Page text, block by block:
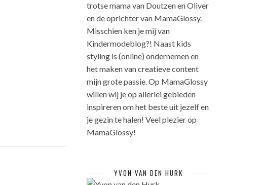
trotse mama van Doutzen en Oliver
en de oprichter van MamaGlossy.
Misschien ken je mij van
Kindermodeblog?! Naast kids
styling is (online) ondernemen en
het maken van creatieve content
mijn grote passie. Op MamaGlossy
willen wij je op allerlei gebieden
inspireren om het beste uit jezelf en
je gezin te halen! Veel plezier op
MamaGlossy!
YVON VAN DEN HURK